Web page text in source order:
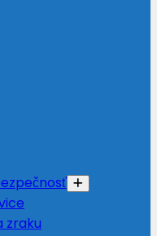
zraku